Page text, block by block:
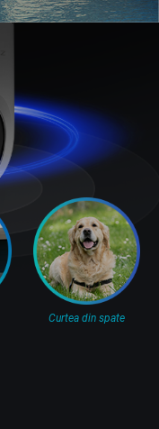
Curtea din spate